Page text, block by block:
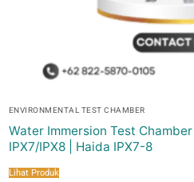
ENVIRONMENTAL TEST CHAMBER
Water Immersion Test
IPX7/IPX8 | Haida IPX7-8
Lihat Produk